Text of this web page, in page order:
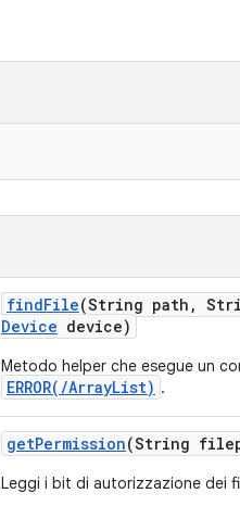
findFile(String path ,
Device device)
Metodo helper che esegue un
ERROR(/ArrayList) .
getPermission(String
Leggi i bit di autorizzazione dei